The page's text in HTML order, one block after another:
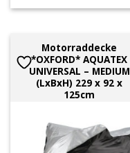
Motorraddecke
*OXFORD* AQUATEX
UNIVERSAL – MEDIUM
(LxBxH) 229 x 92 x
125cm